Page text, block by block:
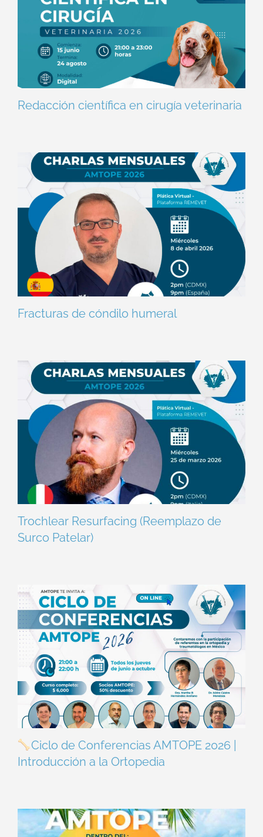
Redacción científica en cirugía veterinaria
Fracturas de cóndilo humeral
Trochlear Resurfacing (Reemplazo de
Surco Patelar)
Ciclo de Conferencias AMTOPE 2026 |
Introducción a la Ortopedia